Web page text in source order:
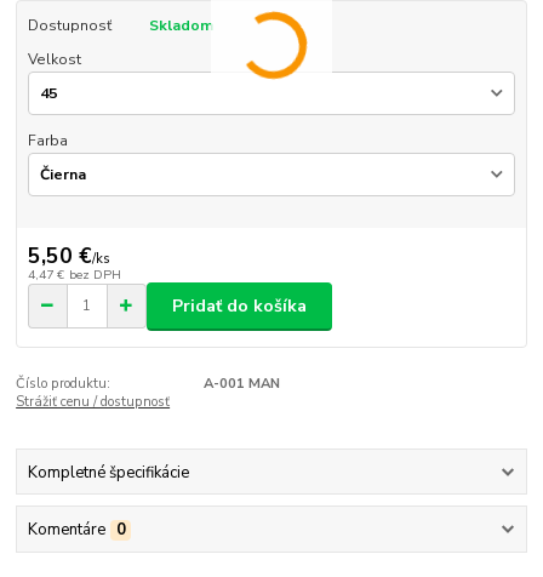
Dostupnosť
Skladom
Velkost
Farba
5,50 €/ks
4,47 € bez DPH
Pridať do košíka
Číslo produktu:
A-001 MAN
Strážiť cenu / dostupnosť
Kompletné špecifikácie
Komentáre 0